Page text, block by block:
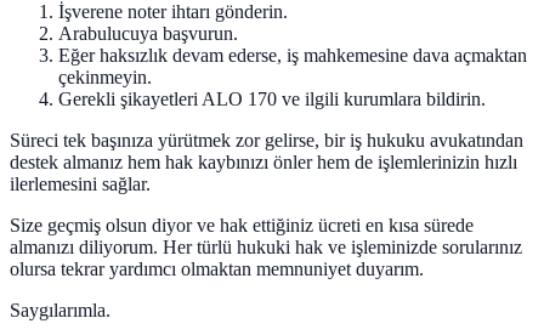
İşverene noter ihtarı gönderin.
Arabulucuya başvurun.
Eğer haksızlık devam ederse, iş mahkemesine dava açmaktan
çekinmeyin.
Gerekli şikayetleri ALO 170 ve ilgili kurumlara bildirin.
Süreci tek başınıza yürütmek zor gelirse, bir iş hukuku avukatından
destek almanız hem hak kaybınızı önler hem de işlemlerinizin hızlı
ilerlemesini sağlar.
Size geçmiş olsun diyor ve hak ettiğiniz ücreti en kısa sürede
almanızı diliyorum. Her türlü hukuki hak ve işleminizde sorularınız
olursa tekrar yardımcı olmaktan memnuniyet duyarım.
Saygılarımla.